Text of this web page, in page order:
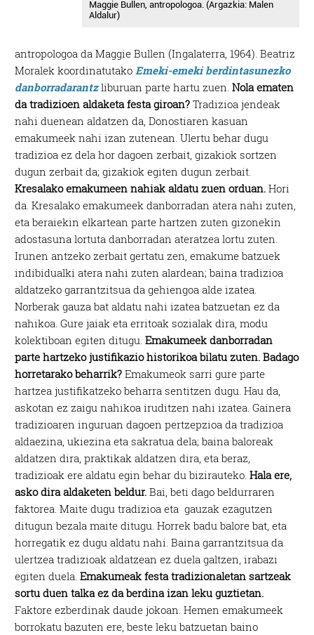
Maggie Bullen, antropologoa. (Argazkia: Malen
Aldalur)
antropologoa da Maggie Bullen (Ingalaterra, 1964). Beatriz
Moralek koordinatutako Emeki-emeki berdintasunezko
danborradarantzliburuan parte hartu zuen.Nola ematen
da tradizioen aldaketa festa giroan? Tradizioa jendeak
nahi duenean aldatzen da, Donostiaren kasuan
emakumeek nahi izan zutenean. Ulertu behar dugu
tradizioa ez dela hor dagoen zerbait, gizakiok sortzen
dugun zerbait da; gizakiok egiten dugun zerbait.
Kresalako emakumeen nahiak aldatu zuen orduan. Hori
da. Kresalako emakumeek danborradan atera nahi zuten,
eta beraiekin elkartean parte hartzen zuten gizonekin
adostasuna lortuta danborradan ateratzea lortu zuten.
Irunen antzeko zerbait gertatu zen, emakume batzuek
indibidualki atera nahi zuten alardean; baina tradizioa
aldatzeko garrantzitsua da gehiengoa alde izatea.
Norberak gauza bat aldatu nahi izatea batzuetan ez da
nahikoa. Gure jaiak eta erritoak sozialak dira, modu
kolektiboan egiten ditugu.Emakumeek danborradan
parte hartzeko justifikazio historikoa bilatu zuten. Badago
horretarako beharrik? Emakumeok sarri gure parte
hartzea justifikatzeko beharra sentitzen dugu. Hau da,
askotan ez zaigu nahikoa iruditzen nahi izatea. Gainera
tradizioaren inguruan dagoen pertzepzioa da tradizioa
aldaezina, ukiezina eta sakratua dela; baina baloreak
aldatzen dira, praktikak aldatzen dira, eta beraz,
tradizioak ere aldatu egin behar du bizirauteko.Hala ere,
asko dira aldaketen beldur. Bai, beti dago beldurraren
faktorea. Maite dugu tradizioa eta gauzak ezagutzen
ditugun bezala maite ditugu. Horrek badu balore bat, eta
horregatik ez dugu aldatu nahi. Baina garrantzitsua da
ulertzea tradizioak aldatzean ez duela galtzen, irabazi
egiten duela.Emakumeak festa tradizionaletan sartzeak
sortu duen talka ez da berdina izan leku guztietan.
Faktore ezberdinak daude jokoan. Hemen emakumeek
borrokatu bazuten ere, beste leku batzuetan baino